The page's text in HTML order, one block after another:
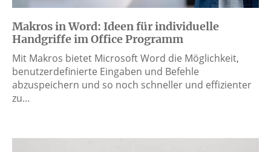
Makros in Word: Ideen für individuelle
Handgriffe im Office Programm
Mit Makros bietet Microsoft Word die Möglichkeit,
benutzerdefinierte Eingaben und Befehle
abzuspeichern und so noch schneller und effizienter
zu…